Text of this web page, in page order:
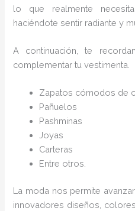
lo que realmente
haciéndote sentir radiante y
A continuación, te
complementar tu vestimenta.
Zapatos cómodos de
Pañuelos
Pashminas
Joyas
Carteras
Entre otros.
La moda nos permite
innovadores diseños,